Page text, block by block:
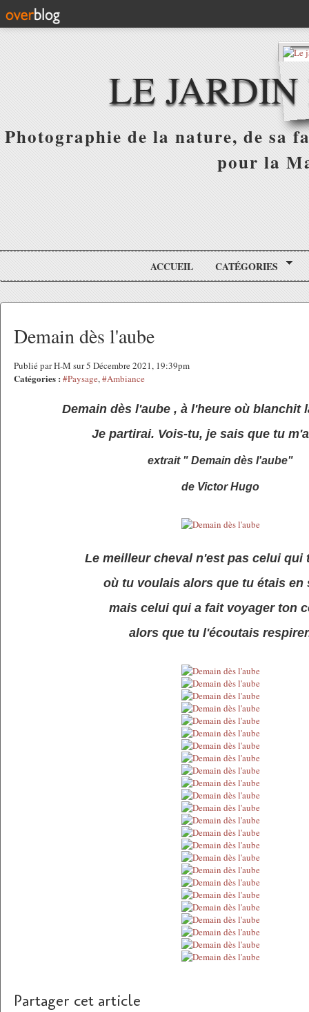
LE
Photographie de la nature, de sa
pour la
ACCUEIL CATÉGORIES
Demain dès l'aube
Publié par H-M sur 5 Décembre 2021, 19:39pm
Catégories : #Paysage,#Ambiance
Demain dès l'aube , à l'heure où blanchit
Je partirai. Vois-tu, je sais que tu
extrait " Demain dès l'aube"
de Victor Hugo
Le meilleur cheval n'est pas celui qui
où tu voulais alors que tu étais en
mais celui qui a fait voyager ton
alors que tu l'écoutais
Partager cet article